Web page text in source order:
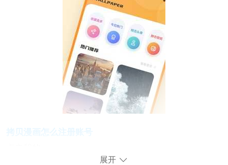
拷贝漫画怎么注册账号
展开